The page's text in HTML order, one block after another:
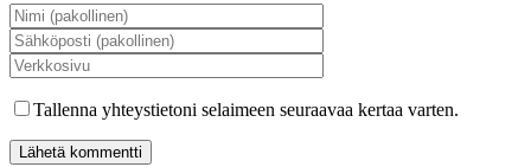
Tallenna yhteystietoni selaimeen seuraavaa kertaa varten.